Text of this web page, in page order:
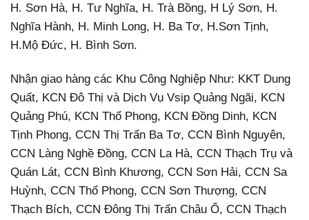
H. Sơn Hà, H. Tư Nghĩa, H. Trà Bồng, H Lý Sơn, H.
Nghĩa Hành, H. Minh Long, H. Ba Tơ, H.Sơn Tịnh,
H.Mộ Đức, H. Bình Sơn.
Nhận giao hàng các Khu Công Nghiệp Như: KKT Dung
Quất, KCN Đô Thị và Dịch Vụ Vsip Quảng Ngãi, KCN
Quảng Phú, KCN Thổ Phong, KCN Đồng Dinh, KCN
Tịnh Phong, CCN Thị Trấn Ba Tơ, CCN Bình Nguyên,
CCN Làng Nghề Đồng, CCN La Hà, CCN Thạch Trụ và
Quán Lát, CCN Bình Khương, CCN Sơn Hải, CCN Sa
Huỳnh, CCN Thổ Phong, CCN Sơn Thượng, CCN
Thạch Bích, CCN Đông Thị Trấn Châu Ổ, CCN Thạch